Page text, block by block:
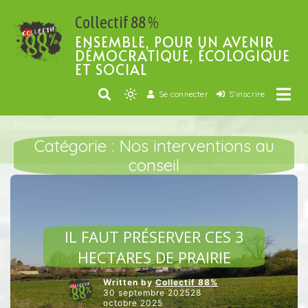
au
contenu
Collectif 88 %
ENSEMBLE, POUR UN AVENIR
DÉMOCRATIQUE, ÉCOLOGIQUE
ET SOCIAL
Light
mode
(click
to
switch
Se connecter S’inscrire
Catégorie : Nos interventions au
conseil
IL FAUT PRÉSERVER CES 3
HECTARES DE PRAIRIE
Written byCollectif 88%
30 septembre 202528
octobre 2025